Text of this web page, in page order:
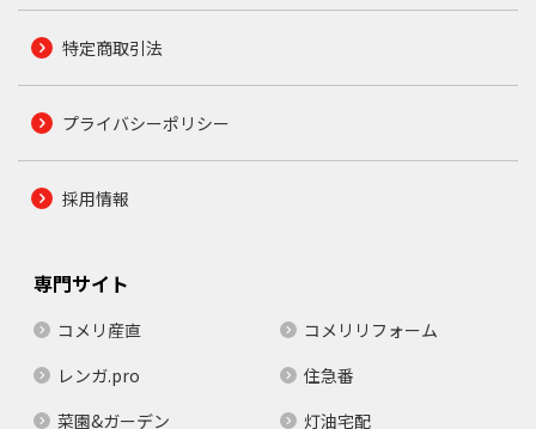
特定商取引法
プライバシーポリシー
採用情報
専門サイト
コメリ産直
コメリリフォーム
レンガ.pro
住急番
菜園&ガーデン
灯油宅配